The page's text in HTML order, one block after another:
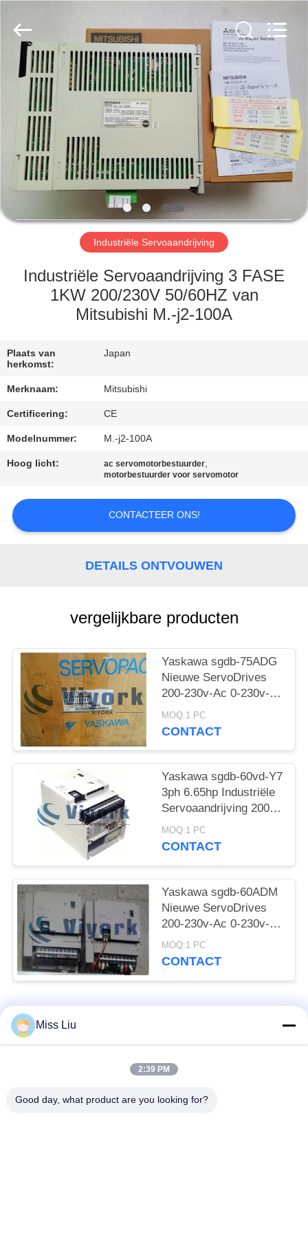
HUIS
PRODUCTEN
ONGEVEER
ONS
FABRIEKSREIS
KWALITEITSCONTROLE
CONTACTEER
CITAAT
SITEMAP
PRIVACY
POLICY
LTD.
Rights
Reserved.
Industriële Servoaandrijving
Industriële Servoaandrijving 3 FASE
1KW 200/230V 50/60HZ van
Mitsubishi M.-j2-100A
Plaats van
herkomst:
Japan
Merknaam: Mitsubishi
Certificering: CE
Modelnummer: M.-j2-100A
Hoog licht: ac servomotorbestuurder,
motorbestuurder voor servomotor
CONTACTEER ONS!
DETAILS ONTVOUWEN
vergelijkbare producten
Yaskawa sgdb-75ADG
Nieuwe ServoDrives
200-230v-Ac 0-230v-
Ac 3ph 10.05hp
MOQ:1 PC
CONTACT
Yaskawa sgdb-60vd-Y7
3ph 6.65hp Industriële
Servoaandrijving 200-
230v-Ac 0-230v-Ac
MOQ:1 PC
CONTACT
Yaskawa sgdb-60ADM
Nieuwe ServoDrives
200-230v-Ac 0-230v-
Ac 3ph 7.37hp
MOQ:1 PC
CONTACT
populaire categorieën
AC servomotor
Miss Liu
2:39 PM
Good day, what product are you looking for?